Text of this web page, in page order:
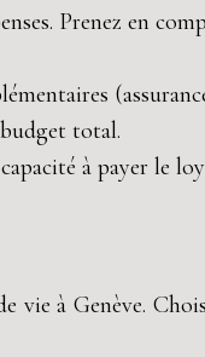
Prenez en
total.
à payer le
à Genève.